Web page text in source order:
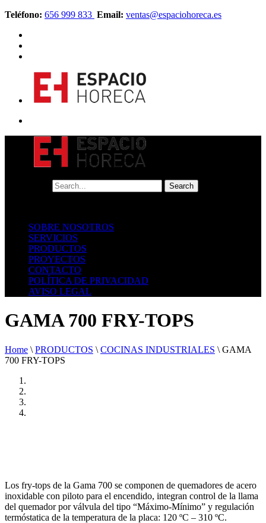
Teléfono: 656 999 833 Email: ventas@espaciohoreca.es
SOBRE NOSOTROS
SERVICIOS
PRODUCTOS
PROYECTOS
CONTACTO
POLÍTICA DE PRIVACIDAD
AVISO LEGAL
GAMA 700 FRY-TOPS
Home \ PRODUCTOS \ COCINAS INDUSTRIALES \ GAMA
700 FRY-TOPS
Los fry-tops de la Gama 700 se componen de quemadores de acero
inoxidable con piloto para el encendido, integran control de la llama
del quemador por válvula del tipo “Máximo-Mínimo” y regulación
termóstatica de la temperatura de la placa: 120 ºC – 310 ºC.